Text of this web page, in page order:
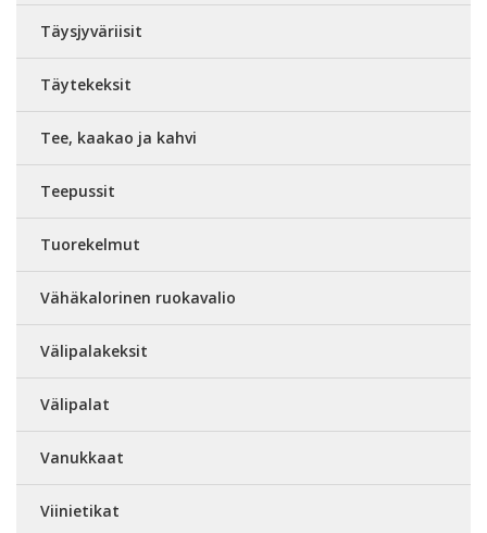
Täysjyväriisit
Täytekeksit
Tee, kaakao ja kahvi
Teepussit
Tuorekelmut
Vähäkalorinen ruokavalio
Välipalakeksit
Välipalat
Vanukkaat
Viinietikat